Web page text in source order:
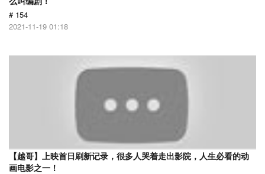
# 154
2021-11-19 01:18
【越哥】上映首日刷新记录，很多人哭着走出影院，人生必看的动
画电影之一！